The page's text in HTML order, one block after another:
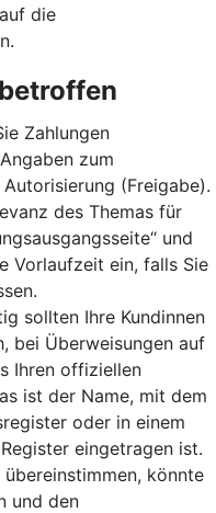
die
Zahlungen
zum
(Freigabe).
des Themas für
und
Vorlaufzeit ein, falls Sie
sollten Ihre Kundinnen
bei Überweisungen auf
Ihren offiziellen
ist der Name, mit dem
oder in einem
eingetragen ist.
könnte
und den